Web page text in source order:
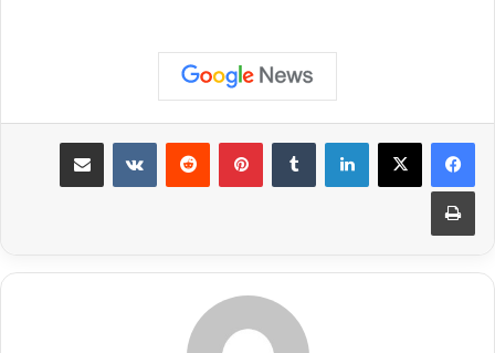
لينكدإن بينتيريست مشاركة عبر البريد
طباعة